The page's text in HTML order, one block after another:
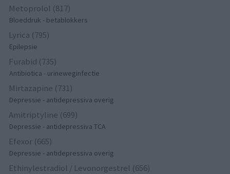
Metoprolol (817)
Bloeddruk - betablokkers
Lyrica (795)
Epilepsie
Furabid (735)
Antibiotica - urineweginfectie
Mirtazapine (731)
Depressie - antidepressiva overig
Amitriptyline (699)
Depressie - antidepressiva TCA
Efexor (665)
Depressie - antidepressiva overig
Ethinylestradiol / Levonorgestrel (656)